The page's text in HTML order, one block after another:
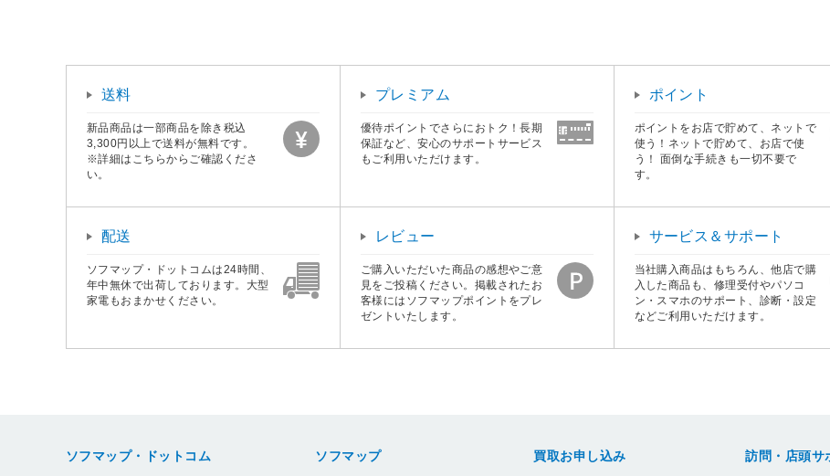
送料
新品商品は一部商品を除き税込
3,300円以上で送料が無料です。
※詳細はこちらからご確認くださ
い。
プレミアム
優待ポイントでさらにおトク！長期
保証など、安心のサポートサービス
もご利用いただけます。
ポイント
ポイントをお店で貯めて、ネットで
使う！ネットで貯めて、お店で使
う！ 面倒な手続きも一切不要で
す。
配送
ソフマップ・ドットコムは24時間、
年中無休で出荷しております。大型
家電もおまかせください。
レビュー
ご購入いただいた商品の感想やご意
見をご投稿ください。掲載されたお
客様にはソフマップポイントをプレ
ゼントいたします。
サービス＆サポート
当社購入商品はもちろん、他店で購
入した商品も、修理受付やパソコ
ン・スマホのサポート、診断・設定
などご利用いただけます。
ソフマップ・ドットコム ソフマップ 買取お申し込み 訪問・店頭サ